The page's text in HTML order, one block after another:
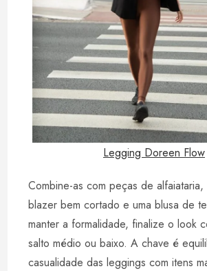
Legging Doreen Flow
Combine-as com peças de alfaiataria,
blazer bem cortado e uma blusa de
manter a formalidade, finalize o look
salto médio ou baixo. A chave é
casualidade das leggings com itens